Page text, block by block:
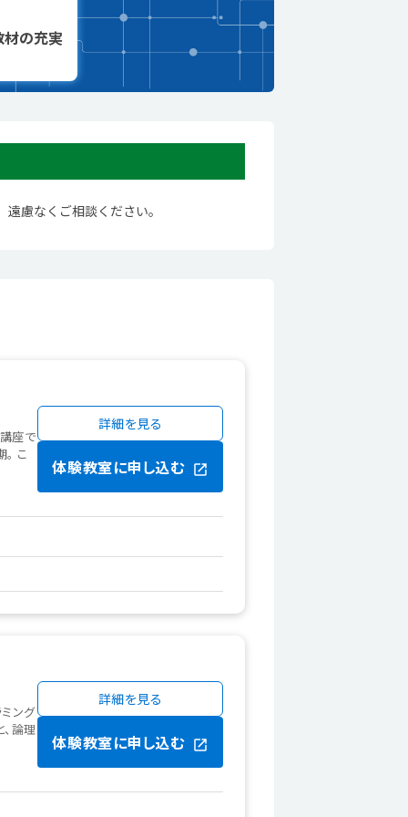
の充実
慮なくご相談ください。
座で
こ
詳細を見る
体験教室に申し込む
ング
論理
詳細を見る
体験教室に申し込む